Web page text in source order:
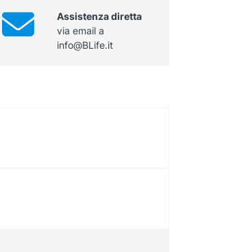
Assistenza diretta
via email a
info@BLife.it